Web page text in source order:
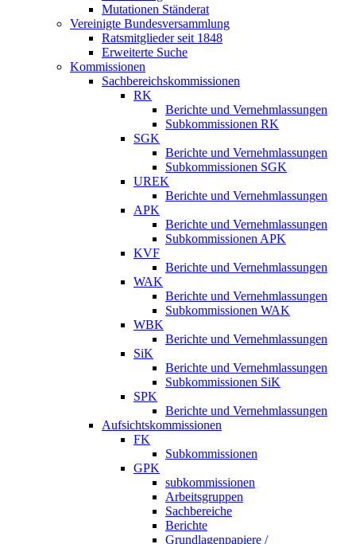
Mutationen Ständerat
Vereinigte Bundesversammlung
Ratsmitglieder seit 1848
Erweiterte Suche
Kommissionen
Sachbereichskommissionen
RK
Berichte und Vernehmlassungen
Subkommissionen RK
SGK
Berichte und Vernehmlassungen
Subkommissionen SGK
UREK
Berichte und Vernehmlassungen
APK
Berichte und Vernehmlassungen
Subkommissionen APK
KVF
Berichte und Vernehmlassungen
WAK
Berichte und Vernehmlassungen
Subkommissionen WAK
WBK
Berichte und Vernehmlassungen
SiK
Berichte und Vernehmlassungen
Subkommissionen SiK
SPK
Berichte und Vernehmlassungen
Aufsichtskommissionen
FK
Subkommissionen
GPK
subkommissionen
Arbeitsgruppen
Sachbereiche
Berichte
Grundlagenpapiere /